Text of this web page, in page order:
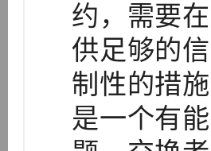
约，需要
供足够的
制性的措
是一个有